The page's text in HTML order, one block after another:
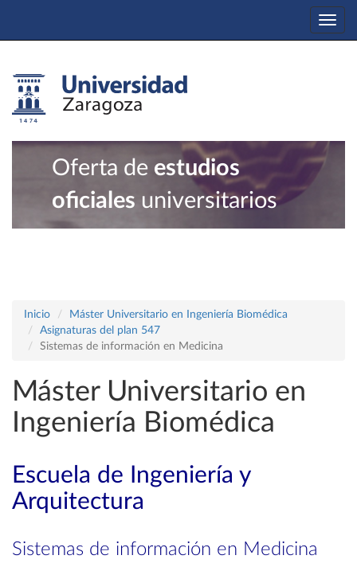
Oferta de estudios
oficiales universitarios
Inicio
Máster Universitario en Ingeniería Biomédica
Asignaturas del plan 547
Sistemas de información en Medicina
Máster Universitario en
Ingeniería Biomédica
Escuela de Ingeniería y
Arquitectura
Sistemas de información en Medicina